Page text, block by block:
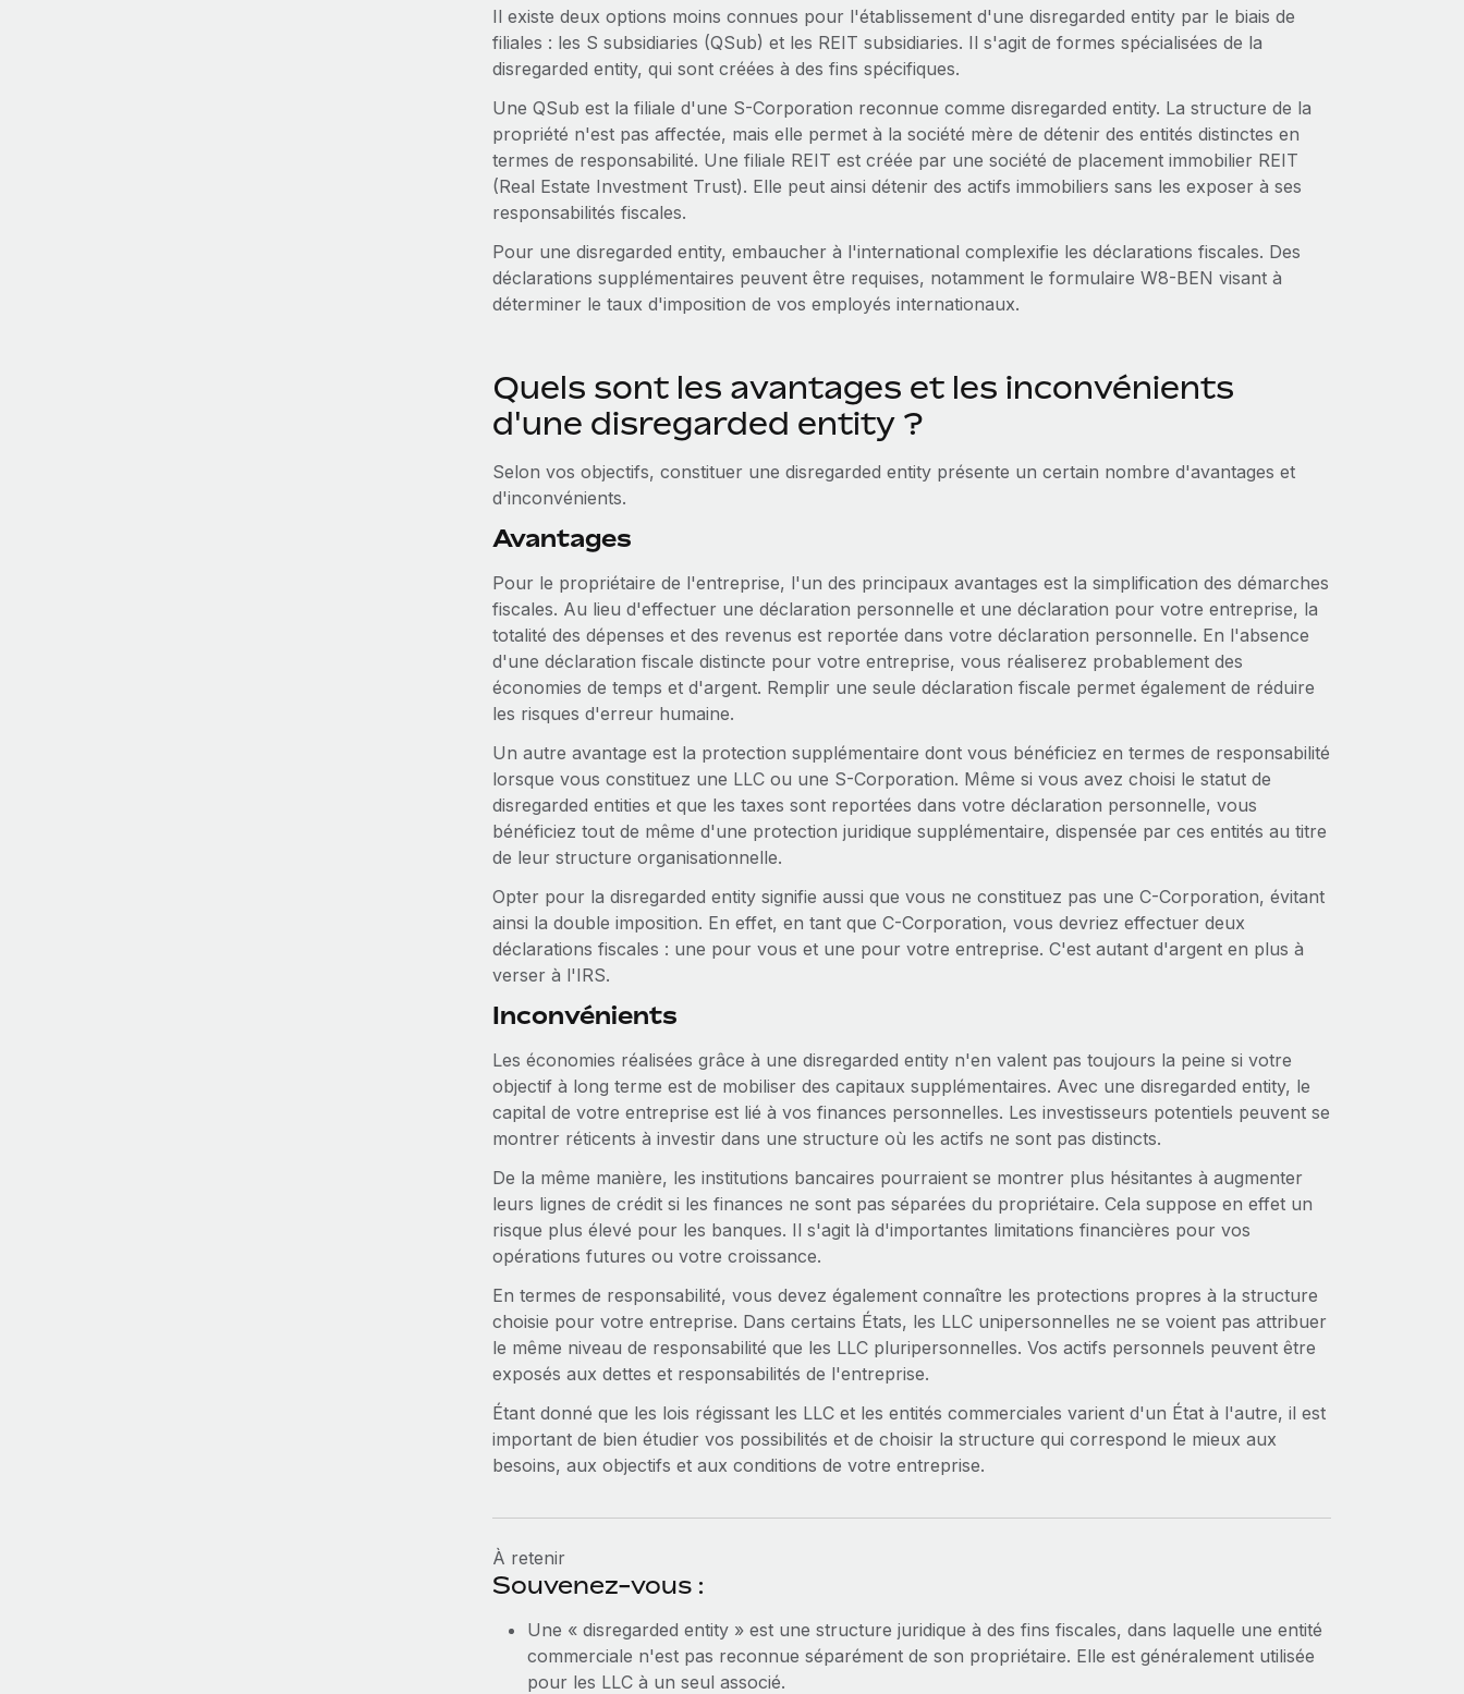
Il existe deux options moins connues pour l'établissement d'une disregarded entity par le biais de
filiales : les S subsidiaries (QSub) et les REIT subsidiaries. Il s'agit de formes spécialisées de la
disregarded entity, qui sont créées à des fins spécifiques.
Une QSub est la filiale d'une S-Corporation reconnue comme disregarded entity. La structure de la
propriété n'est pas affectée, mais elle permet à la société mère de détenir des entités distinctes en
termes de responsabilité. Une filiale REIT est créée par une société de placement immobilier REIT
(Real Estate Investment Trust). Elle peut ainsi détenir des actifs immobiliers sans les exposer à ses
responsabilités fiscales.
Pour une disregarded entity, embaucher à l'international complexifie les déclarations fiscales. Des
déclarations supplémentaires peuvent être requises, notamment le formulaire W8-BEN visant à
déterminer le taux d'imposition de vos employés internationaux.
Quels sont les avantages et les inconvénients
d'une disregarded entity ?
Selon vos objectifs, constituer une disregarded entity présente un certain nombre d'avantages et
d'inconvénients.
Avantages
Pour le propriétaire de l'entreprise, l'un des principaux avantages est la simplification des démarches
fiscales. Au lieu d'effectuer une déclaration personnelle et une déclaration pour votre entreprise, la
totalité des dépenses et des revenus est reportée dans votre déclaration personnelle. En l'absence
d'une déclaration fiscale distincte pour votre entreprise, vous réaliserez probablement des
économies de temps et d'argent. Remplir une seule déclaration fiscale permet également de réduire
les risques d'erreur humaine.
Un autre avantage est la protection supplémentaire dont vous bénéficiez en termes de responsabilité
lorsque vous constituez une LLC ou une S-Corporation. Même si vous avez choisi le statut de
disregarded entities et que les taxes sont reportées dans votre déclaration personnelle, vous
bénéficiez tout de même d'une protection juridique supplémentaire, dispensée par ces entités au titre
de leur structure organisationnelle.
Opter pour la disregarded entity signifie aussi que vous ne constituez pas une C-Corporation, évitant
ainsi la double imposition. En effet, en tant que C-Corporation, vous devriez effectuer deux
déclarations fiscales : une pour vous et une pour votre entreprise. C'est autant d'argent en plus à
verser à l'IRS.
Inconvénients
Les économies réalisées grâce à une disregarded entity n'en valent pas toujours la peine si votre
objectif à long terme est de mobiliser des capitaux supplémentaires. Avec une disregarded entity, le
capital de votre entreprise est lié à vos finances personnelles. Les investisseurs potentiels peuvent se
montrer réticents à investir dans une structure où les actifs ne sont pas distincts.
De la même manière, les institutions bancaires pourraient se montrer plus hésitantes à augmenter
leurs lignes de crédit si les finances ne sont pas séparées du propriétaire. Cela suppose en effet un
risque plus élevé pour les banques. Il s'agit là d'importantes limitations financières pour vos
opérations futures ou votre croissance.
En termes de responsabilité, vous devez également connaître les protections propres à la structure
choisie pour votre entreprise. Dans certains États, les LLC unipersonnelles ne se voient pas attribuer
le même niveau de responsabilité que les LLC pluripersonnelles. Vos actifs personnels peuvent être
exposés aux dettes et responsabilités de l'entreprise.
Étant donné que les lois régissant les LLC et les entités commerciales varient d'un État à l'autre, il est
important de bien étudier vos possibilités et de choisir la structure qui correspond le mieux aux
besoins, aux objectifs et aux conditions de votre entreprise.
À retenir
Souvenez-vous :
Une « disregarded entity » est une structure juridique à des fins fiscales, dans laquelle une entité
commerciale n'est pas reconnue séparément de son propriétaire. Elle est généralement utilisée
pour les LLC à un seul associé.